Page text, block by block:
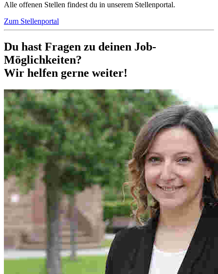
Alle offenen Stellen findest du in unserem Stellenportal.
Zum Stellenportal
Du hast Fragen zu deinen Job-
Möglichkeiten?
Wir helfen gerne weiter!